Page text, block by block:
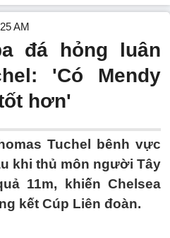
AM
đá hỏng luân
'Có Mendy
hơn'
Tuchel bênh vực
khi thủ môn người Tây
11m, khiến Chelsea
kết Cúp Liên đoàn.